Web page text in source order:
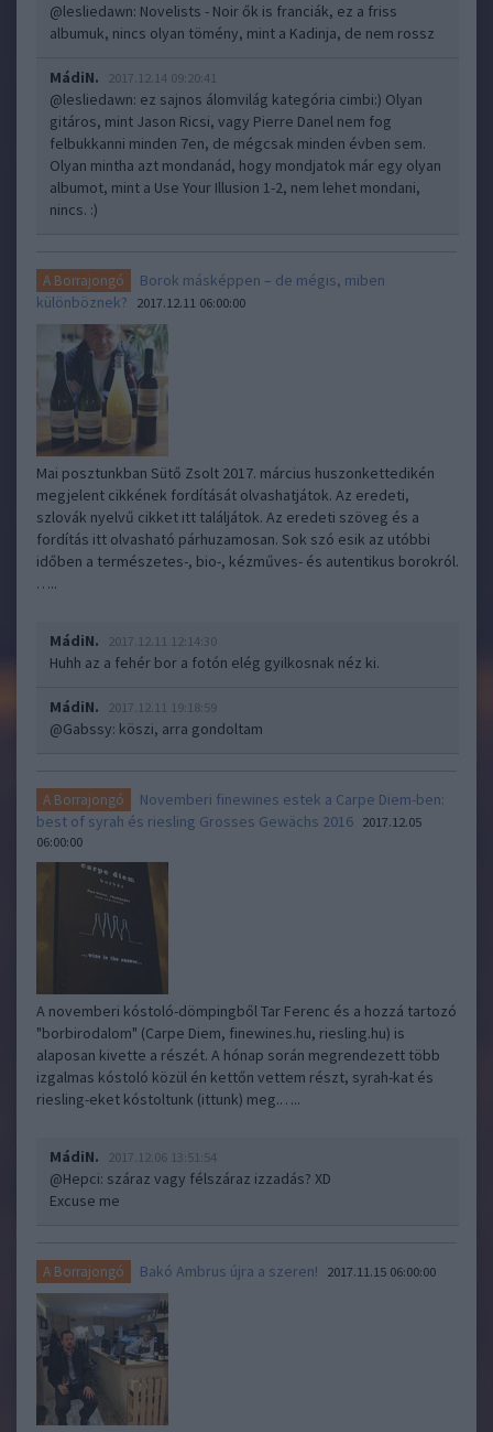
@lesliedawn: Novelists - Noir ők is franciák, ez a friss
albumuk, nincs olyan tömény, mint a Kadinja, de nem rossz
MádiN. 2017.12.14 09:20:41
@lesliedawn: ez sajnos álomvilág kategória cimbi:) Olyan
gitáros, mint Jason Ricsi, vagy Pierre Danel nem fog
felbukkanni minden 7en, de mégcsak minden évben sem.
Olyan mintha azt mondanád, hogy mondjatok már egy olyan
albumot, mint a Use Your Illusion 1-2, nem lehet mondani,
nincs. :)
A Borrajongó
Borok másképpen – de mégis, miben
különböznek?
2017.12.11 06:00:00
Mai posztunkban Sütő Zsolt 2017. március huszonkettedikén
megjelent cikkének fordítását olvashatjátok. Az eredeti,
szlovák nyelvű cikket itt találjátok. Az eredeti szöveg és a
fordítás itt olvasható párhuzamosan. Sok szó esik az utóbbi
időben a természetes-, bio-, kézműves- és autentikus borokról.
…..
MádiN. 2017.12.11 12:14:30
Huhh az a fehér bor a fotón elég gyilkosnak néz ki.
MádiN. 2017.12.11 19:18:59
@Gabssy: köszi, arra gondoltam
A Borrajongó
Novemberi finewines estek a Carpe Diem-ben:
best of syrah és riesling Grosses Gewächs 2016 2017.12.05
06:00:00
A novemberi kóstoló-dömpingből Tar Ferenc és a hozzá tartozó
"borbirodalom" (Carpe Diem, finewines.hu, riesling.hu) is
alaposan kivette a részét. A hónap során megrendezett több
izgalmas kóstoló közül én kettőn vettem részt, syrah-kat és
riesling-eket kóstoltunk (ittunk) meg.…..
MádiN. 2017.12.06 13:51:54
@Hepci: száraz vagy félszáraz izzadás? XD
Excuse me
A Borrajongó Bakó Ambrus újra a szeren! 2017.11.15 06:00:00